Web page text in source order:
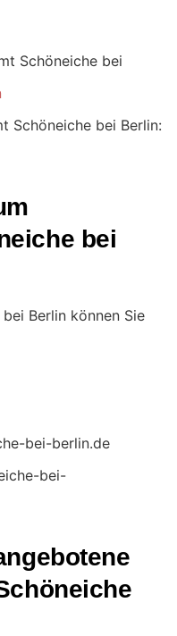
Schöneiche bei
Schöneiche bei Berlin:
bei
Berlin können Sie
bei-